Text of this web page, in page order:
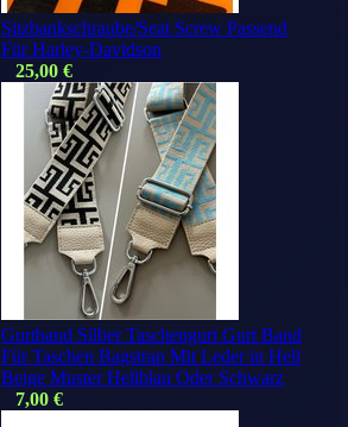
Sitzbankschraube/Seat Screw Passend
Für Harley-Davidson
25,00 €
Gurtband Silber Taschengurt Gurt Band
Für Taschen Bagstrap Mit Leder in Hell
Beige Muster Hellblau Oder Schwarz
7,00 €